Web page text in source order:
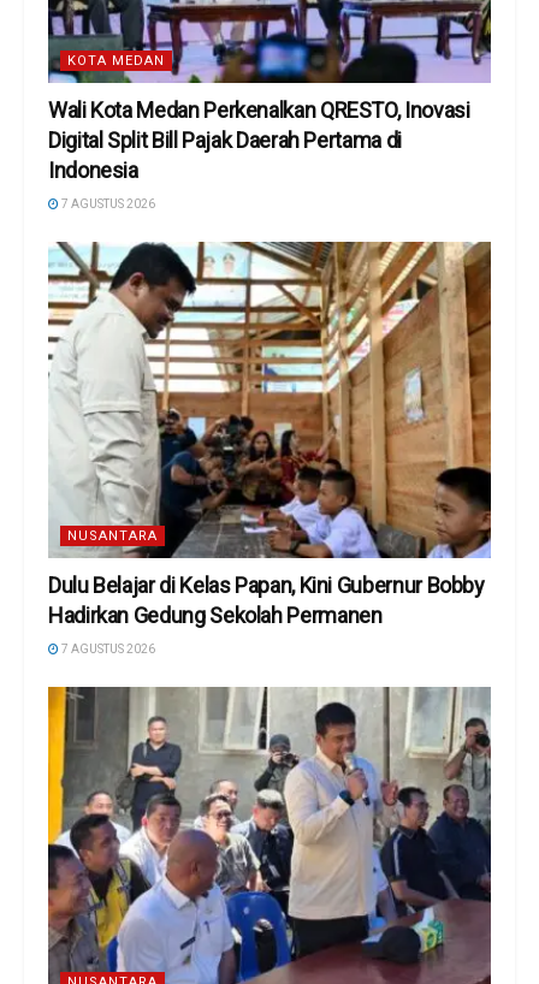
KOTA MEDAN
Wali Kota Medan Perkenalkan QRESTO, Inovasi
Digital Split Bill Pajak Daerah Pertama di
Indonesia
7 AGUSTUS 2026
NUSANTARA
Dulu Belajar di Kelas Papan, Kini Gubernur Bobby
Hadirkan Gedung Sekolah Permanen
7 AGUSTUS 2026